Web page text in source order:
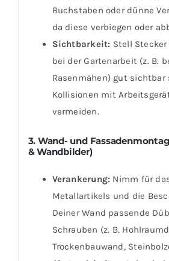
Buchstaben oder dünne
da diese verbiegen oder
Sichtbarkeit: Stell
bei der Gartenarbeit (z. B.
Rasenmähen) gut sichtbar
Kollisionen mit
vermeiden.
3. Wand- und
& Wandbilder)
Verankerung: Nimm für
Metallartikels und die
Deiner Wand passende
Schrauben (z. B.
Trockenbauwand,